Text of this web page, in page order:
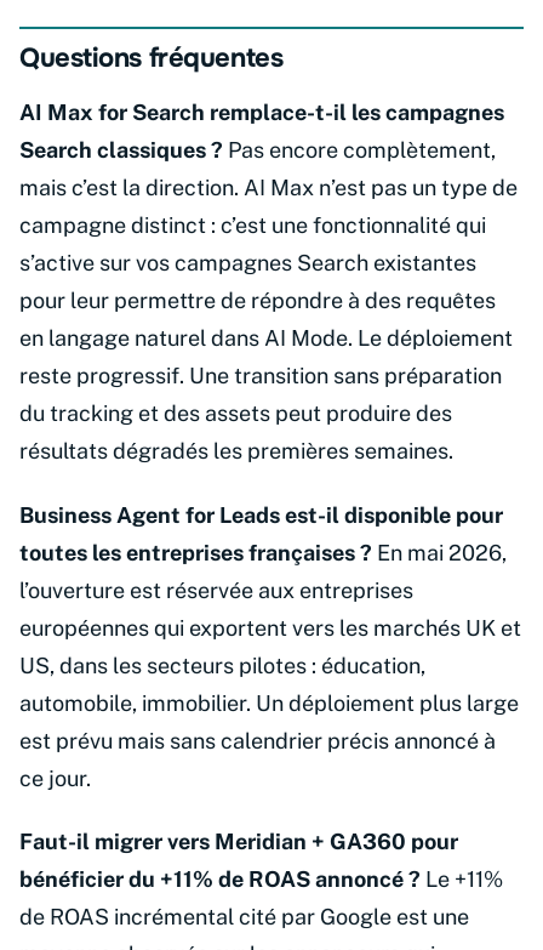
Questions fréquentes
AI Max for Search remplace-t-il les campagnes
Search classiques ? Pas encore complètement,
mais c’est la direction. AI Max n’est pas un type de
campagne distinct : c’est une fonctionnalité qui
s’active sur vos campagnes Search existantes
pour leur permettre de répondre à des requêtes
en langage naturel dans AI Mode. Le déploiement
reste progressif. Une transition sans préparation
du tracking et des assets peut produire des
résultats dégradés les premières semaines.
Business Agent for Leads est-il disponible pour
toutes les entreprises françaises ? En mai 2026,
l’ouverture est réservée aux entreprises
européennes qui exportent vers les marchés UK et
US, dans les secteurs pilotes : éducation,
automobile, immobilier. Un déploiement plus large
est prévu mais sans calendrier précis annoncé à
ce jour.
Faut-il migrer vers Meridian + GA360 pour
bénéficier du +11% de ROAS annoncé ? Le +11%
de ROAS incrémental cité par Google est une